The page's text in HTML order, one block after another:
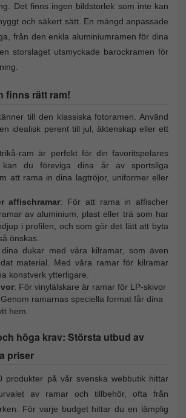
Det finns ingen bildstorlek som inte kan
och säkert sätt. En mängd anpassade
från den enkla aluminiumramen för dina
storslaget utsmyckade barockramen för
finns rätt ram!
till den klassiska fotoramen. Använd
idealisk perent till jul, äktenskap eller ett
ram är perfekt för din favoritspelares
kan du föreviga dina år av sportsliga
att rama in dina lagtröjor, uniformer eller
affischramar: För att rama in affischer
av aluminium, plast eller trä som har
i profilen, och som gör det lätt att byta
önskas.
dukar med våra kilramar, som även
material. Med våra ramar för kilramar
konstverk ytterligare.
: För vinylälskare är ramar för LP-skivor
ramarnas speciella format får dina
hem.
höga krav: Största utbud av
priser
produkter på vår svenska webbutik hittar
av ramar och tillbehör, ofta från
För varje budget hittar du en lämplig